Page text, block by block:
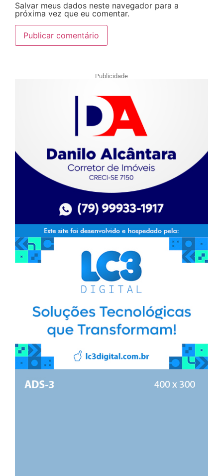
Salvar meus dados neste navegador para a
próxima vez que eu comentar.
Publicidade